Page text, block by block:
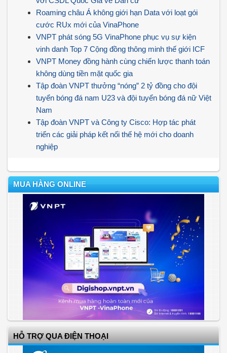
Roaming châu Á không giới hạn Data với loạt gói
cước RUx mới của VinaPhone
VNPT phát sóng 5G VinaPhone phục vụ sự kiện
vinh danh Top 7 Cộng đồng thông minh thế giới ICF
VNPT Money đồng hành cùng chiến lược thanh toán
không dùng tiền mặt quốc gia
Tập đoàn VNPT thưởng “nóng” 2 tỷ đồng cho đội
tuyển bóng đá nam U23 và đội tuyển bóng đá nữ Việt
Nam
Tập đoàn VNPT và Công ty Cisco: Hợp tác phát
triển các giải pháp kết nối thế hệ mới cho doanh
nghiệp
MUA HÀNG ONLINE
HỖ TRỢ QUA ĐIỆN THOẠI